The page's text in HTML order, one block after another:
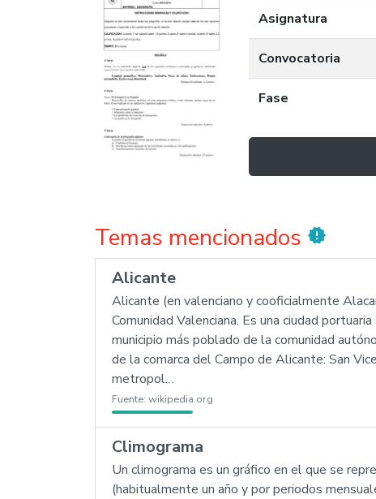
Asignatura
Convocatoria
Fase
Temas mencionados new_releases
Alicante
Alicante (en valenciano y cooficialmente
Comunidad Valenciana. Es una ciudad
municipio más poblado de la comunidad
de la comarca del Campo de Alicante: San
metropol…
Fuente: wikipedia.org
Climograma
Un climograma es un gráfico en el que se
(habitualmente un año y por periodos